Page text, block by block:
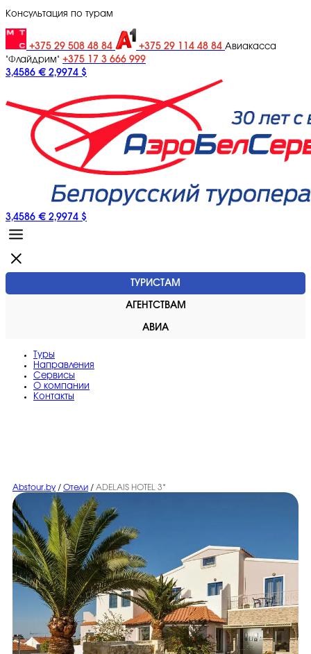
Консультация по турам
+375 29 508 48 84 +375 29 114 48 84 Авиакасса
"Флайдрим" +375 17 3 666 999
3,4586 € 2,9974 $
3,4586 € 2,9974 $
ТУРИСТАМ
АГЕНТСТВАМ
АВИА
Туры
Направления
Сервисы
O компании
Контакты
Abstour.by / Отели / ADELAIS HOTEL 3*